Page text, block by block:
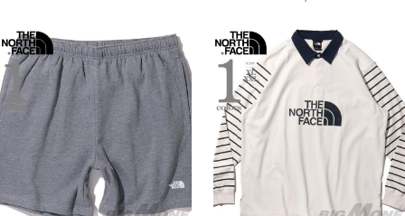
一部、お直しに対応出来ない商品がございます。(例：裾にファスナーや調節ひもが付
いている、極端なデザインが施されている等)
※商品によって若干のサイズの誤差がございます。また、お客様がご使用の環境（コ
ンピュータ画面）によって、商品の色味が若干異なる場合がございます。予めご了承
ください。
※当店での掲載商品は、実店鋪と在庫を共用しておりますので店頭での売り違い、店
舗からのお取り寄せ等により、お客様にご迷惑をお掛けしてしまう場合がございま
す。そのようなことがない様最大限に努めておりますが、もしあった場合速やかにご
連絡させて頂きますので予めご了承ください。
DETAIL